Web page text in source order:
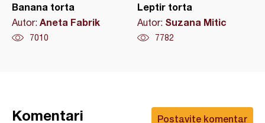
Banana torta
Autor: Aneta Fabrik
7010
Leptir torta
Autor: Suzana Mitic
7782
Postavite komentar
Komentari